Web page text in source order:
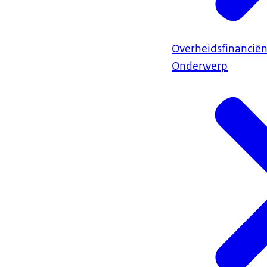
Overheidsfinanciën
Onderwerp